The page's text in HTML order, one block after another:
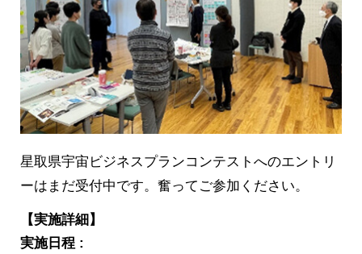
星取県宇宙ビジネスプランコンテストへのエントリ
ーはまだ受付中です。奮ってご参加ください。
【実施詳細】
実施日程 :